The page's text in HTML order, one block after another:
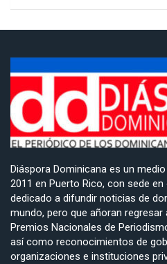
Diáspora Dominicana es un
2011 en Puerto Rico, con sede en
dedicado a difundir noticias de
mundo, pero que añoran regresar
Premios Nacionales de
así como reconocimientos de
organizaciones e instituciones